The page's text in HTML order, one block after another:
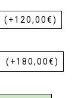
(+120,00€)
(+180,00€)